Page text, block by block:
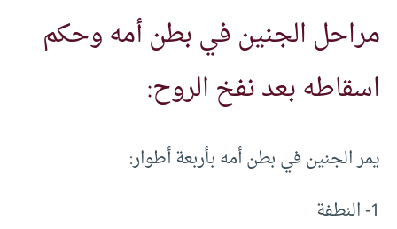
مراحل الجنين في بطن أمه وحكم
اسقاطه بعد نفخ الروح:
يمر الجنين في بطن أمه بأربعة أطوار:
1- النطفة